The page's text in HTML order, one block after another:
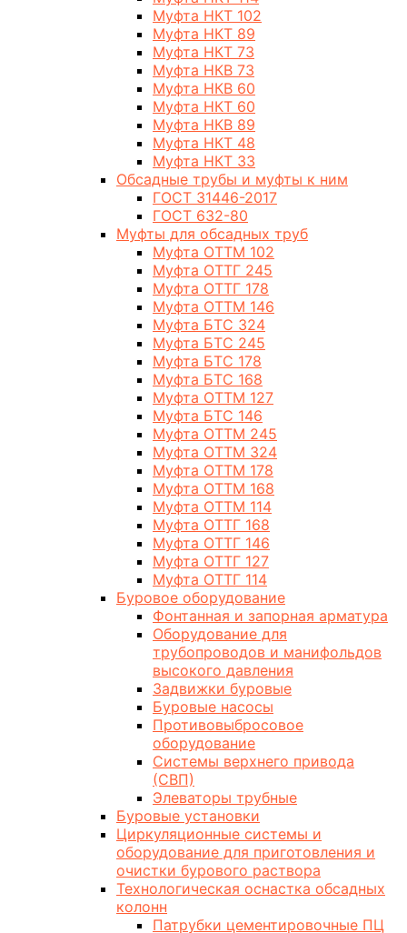
Муфта НКТ 102
Муфта НКТ 89
Муфта НКТ 73
Муфта НКВ 73
Муфта НКВ 60
Муфта НКТ 60
Муфта НКВ 89
Муфта НКТ 48
Муфта НКТ 33
Обсадные трубы и муфты к ним
ГОСТ 31446-2017
ГОСТ 632-80
Муфты для обсадных труб
Муфта ОТТМ 102
Муфта ОТТГ 245
Муфта ОТТГ 178
Муфта ОТТМ 146
Муфта БТС 324
Муфта БТС 245
Муфта БТС 178
Муфта БТС 168
Муфта ОТТМ 127
Муфта БТС 146
Муфта ОТТМ 245
Муфта ОТТМ 324
Муфта ОТТМ 178
Муфта ОТТМ 168
Муфта ОТТМ 114
Муфта ОТТГ 168
Муфта ОТТГ 146
Муфта ОТТГ 127
Муфта ОТТГ 114
Буровое оборудование
Фонтанная и запорная арматура
Оборудование для
трубопроводов и манифольдов
высокого давления
Задвижки буровые
Буровые насосы
Противовыбросовое
оборудование
Системы верхнего привода
(СВП)
Элеваторы трубные
Буровые установки
Циркуляционные системы и
оборудование для приготовления и
очистки бурового раствора
Технологическая оснастка обсадных
колонн
Патрубки цементировочные ПЦ